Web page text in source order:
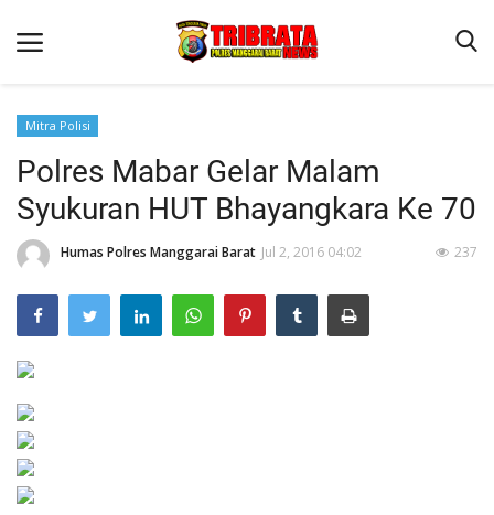
Beranda
Binkam
Terms & Conditions
Reskrim
Lantas
Polisi Kita
Mitra Polisi
Giat Ops
Mitra Polisi
Polres Mabar Gelar Malam
Syukuran HUT Bhayangkara Ke 70
Humas Polres Manggarai Barat Jul 2, 2016 04:02 237